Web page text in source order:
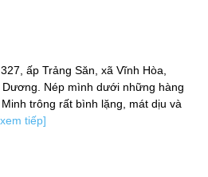
ấp Trảng Săn, xã Vĩnh Hòa,
Nép mình dưới những hàng
trông rất bình lặng, mát dịu và
tiếp]